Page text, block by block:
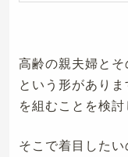
高齢の親夫婦と
という形があり
を組むことを検討
そこで着目した